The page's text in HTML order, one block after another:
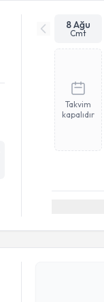
8 Ağu
Cmt
Takvim
kapalıdır